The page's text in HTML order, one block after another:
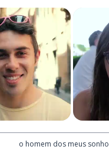
o homem dos meus